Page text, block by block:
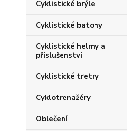
Cyklistické brýle
Cyklistické batohy
Cyklistické helmy a
příslušenství
Cyklistické tretry
Cyklotrenažéry
Oblečení